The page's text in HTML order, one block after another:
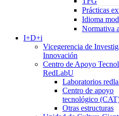
Prácticas
Idioma
Normativa
I+D+i
Vicegerencia de
Innovación
Centro de Apoyo
RedLabU
Laboratorios
Centro de apoyo
tecnológico
Otras estructuras